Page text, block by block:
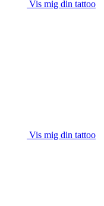
Vis mig din tattoo
Vis mig din tattoo